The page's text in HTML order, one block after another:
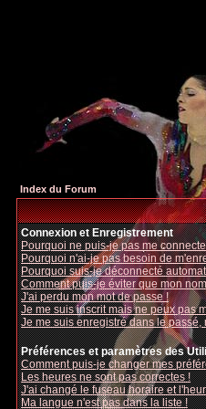
Index du Forum
Connexion et Enregistrement
Pourquoi ne puis-je pas me
Pourquoi n'ai-je pas besoin de
Pourquoi suis-je déconnecté
Comment puis-je éviter que mon
J'ai perdu mon mot de passe !
Je me suis inscrit mais ne peux pas
Je me suis enregistré dans le
Préférences et paramètres des
Comment puis-je changer mes
Les heures ne sont pas correctes !
J'ai changé le fuseau horaire et
Ma langue n'est pas dans la liste !